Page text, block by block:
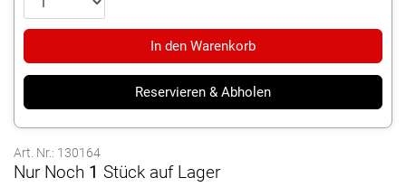
In den Warenkorb
Reservieren & Abholen
Art. Nr.: 130164
Nur Noch 1 Stück auf Lager